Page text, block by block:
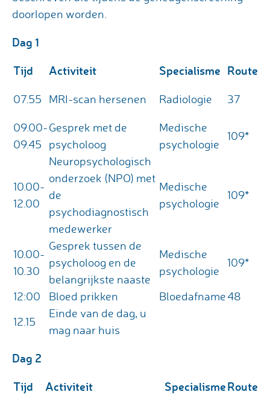
doorlopen worden.
Dag 1
Tijd
Activiteit Specialisme Route
07.55 MRI-scan hersenen Radiologie
37
09.00-
09.45
Gesprek met de
psycholoog
Medische
psychologie
109*
10.00-
12.00
Neuropsychologisch
onderzoek (NPO) met
de
psychodiagnostisch
medewerker
Medische
psychologie
109*
10.00-
10.30
Gesprek tussen de
psycholoog en de
belangrijkste naaste
Medische
psychologie
109*
12:00 Bloed prikken Bloedafname48
12.15
Einde van de dag, u
mag naar huis
Dag 2
Tijd
Activiteit SpecialismeRoute